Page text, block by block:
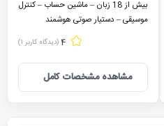
بیش از 18 زبان – ماشین حساب – کنترل
موسیقی – دستیار صوتی هوشمند
4(دیدگاه کاربر 1
)
مشاهده مشخصات کامل